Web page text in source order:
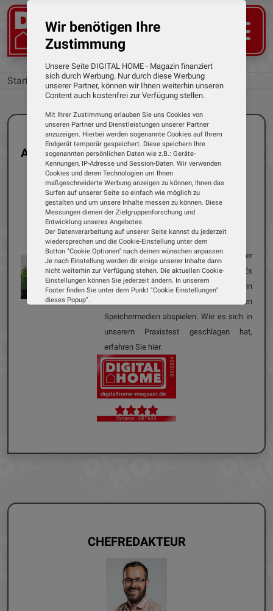
Startseite Marken
Alle Tests der Marke: Dynavox
Einzeltest
DAB+ Radios
26.09.2024
Dynavox - DBT600
Mit dem DBT600 bietet der HiFi-Hersteller
Dynavox ein neues DAB+-Radio an. Es
besitzt einen eingebauten Akku und kann
Musik via Bluetooth und von externen
Speichermedien abspielen. Wie es sich in
unserem Praxistest geschlagen hat,
erfahren Sie hier.
09/2024
Dynavox - DBT600
CHEFREDAKTEUR
Wir benötigen Ihre
Zustimmung
Unsere Seite DIGITAL HOME - Magazin finanziert
sich durch Werbung. Nur durch diese Werbung
unserer Partner, können wir Ihnen weiterhin unseren
Content auch kostenfrei zur Verfügung stellen.
Mit Ihrer Zustimmung erlauben Sie uns Cookies von
unseren Partner und Dienstleistungen unserer Partner
anzuzeigen. Hierbei werden sogenannte Cookies auf Ihrem
Endgerät temporär gespeichert. Diese speichern Ihre
sogenannten persönlichen Daten wie z.B.: Geräte-
Kennungen, IP-Adresse und Session-Daten. Wir verwenden
Cookies und deren Technologien um Ihnen
maßgeschneiderte Werbung anzeigen zu können, Ihnen das
Surfen auf unserer Seite so einfach wie möglich zu
gestalten und um unsere Inhalte messen zu können. Diese
Messungen dienen der Zielgruppenforschung und
Entwicklung unseres Angebotes.
Der Datenverarbeitung auf unserer Seite kannst du jederzeit
wiedersprechen und die Cookie-Einstellung unter dem
Button "Cookie Optionen" nach deinen wünschen anpassen.
Je nach Einstellung werden dir einige unserer Inhalte dann
nicht weiterhin zur Verfügung stehen. Die aktuellen Cookie-
Einstellungen können Sie jederzeit ändern. In unserem
Footer finden Sie unter dem Punkt "Cookie Einstellungen"
dieses Popup".
Erfahrung auf unserer Website zu bieten. Erfahren Sie mehr
darüber, wie wir Cookies verwenden und wie Sie Ihre
Alle Cookies akzeptieren
Cookie Optionen
Impressum Datenschutz